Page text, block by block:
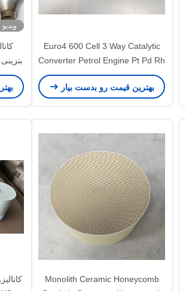
Euro4 600 Cell 3 Way Catalytic
Converter Petrol Engine Pt Pd Rh
Metallic
بهترین قیمت رو بدست بیار
ویدیو
Monolith Ceramic Honeycomb